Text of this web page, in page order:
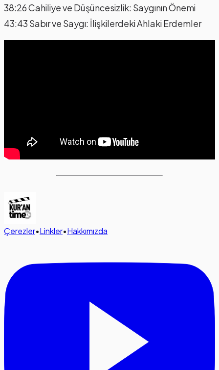
38:26 Cahiliye ve Düşüncesizlik: Saygının Önemi
43:43 Sabır ve Saygı: İlişkilerdeki Ahlaki Erdemler
Çerezler•Linkler•Hakkımızda